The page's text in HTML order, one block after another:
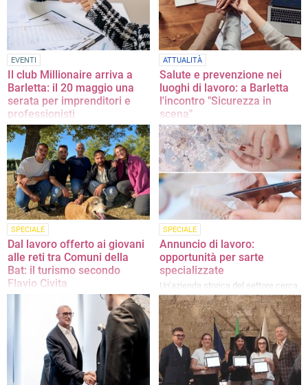
EVENTI
Il club Millionaire arriva a
Barletta: il 20 maggio una
serata per imprenditori e
professionisti
L’appuntamento si svolgerà alle ore
17:00 presso il Circolo Tennis “Hugo
Simmen”
ATTUALITÀ
Salute e prevenzione nei
luoghi di lavoro: a Barletta
l'incontro "Sicurezza in
scena"
Appuntamento questo pomeriggio
alle ore 15:30 al castello Svevo
SPECIALE
Dal lavoro offerto ai giovani
alle reti tra Comuni della
Bat: il turismo secondo
Flavio Civita
Il candidato al Consiglio regionale
della Puglia con Fratelli d’Italia porta
il suo know how nel settore: «Ho
dato in concessione la mia struttura
ricettiva ad andriesi che volevano
rientrare dall’estero»
SPECIALE
Annuncio di lavoro:
opportunità per sarte
specializzate
Un’azienda storica del settore cerca
una sarta campionarista con
comprovata esperienza e un’addetta
alla macchina lineare